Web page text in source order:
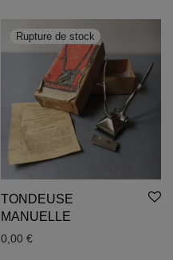
TONDEUSE
MANUELLE
0,00 €